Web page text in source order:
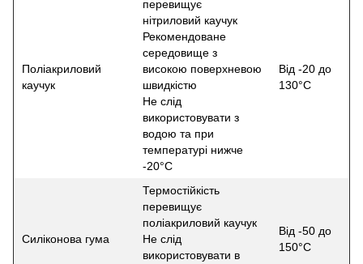
Поліакриловий
каучук
перевищує
нітриловий каучук
Рекомендоване
середовище з
високою поверхневою
швидкістю
Не слід
використовувати з
водою та при
температурі нижче
-20°С
Від -20 до
130°С
Силіконова гума
Термостійкість
перевищує
поліакриловий каучук
Не слід
використовувати в
Від -50 до
150°С